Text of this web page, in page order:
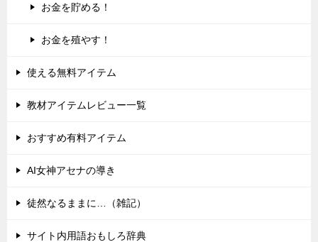
お金を貯める！
お金を殖やす！
使える無料アイテム
教材アイテムレビュー一覧
おすすめ有料アイテム
AI女神アセナの導き
徒然なるままに…（雑記）
サイト内用語おもしろ辞典